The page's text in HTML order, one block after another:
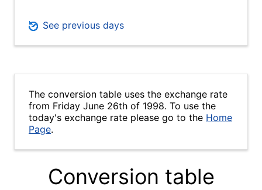
See previous days
The conversion table uses the exchange rate
from Friday June 26th of 1998. To use the
today's exchange rate please go to the Home
Page.
Conversion table